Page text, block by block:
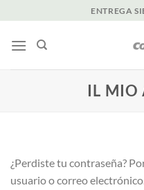
al
contenido
ENTREGA
IL MIO
¿Perdiste tu contraseña?
usuario o correo